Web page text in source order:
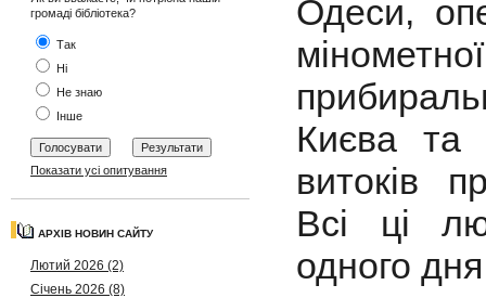
громаді бібліотека?
Так
Ні
Не знаю
Інше
Показати усі опитування
АРХІВ НОВИН САЙТУ
Лютий 2026 (2)
Січень 2026 (8)
Одеси,
Києва та
витоків
Всі ці
одного